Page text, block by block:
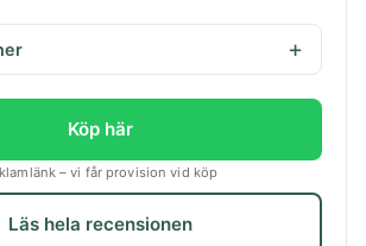
Köp här
– vi får provision vid köp
Läs hela recensionen